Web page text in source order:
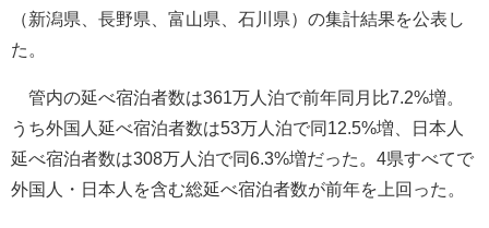
（新潟県、長野県、富山県、石川県）の集計結果を公表し
た。
管内の延べ宿泊者数は361万人泊で前年同月比7.2%増。
うち外国人延べ宿泊者数は53万人泊で同12.5%増、日本人
延べ宿泊者数は308万人泊で同6.3%増だった。4県すべてで
外国人・日本人を含む総延べ宿泊者数が前年を上回った。